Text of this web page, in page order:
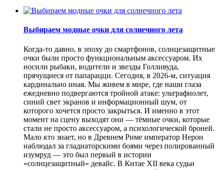
Выбираем модные очки для солнечного лета
Когда-то давно, в эпоху до смартфонов, солнцезащитные
очки были просто функциональным аксессуаром. Их
носили рыбаки, водители и звезды Голливуда,
прячущиеся от папарацци. Сегодня, в 2026-м, ситуация
кардинально иная. Мы живем в мире, где наши глаза
ежедневно подвергаются тройной атаке: ультрафиолет,
синий свет экранов и информационный шум, от
которого хочется просто закрыться. И именно в этот
момент на сцену выходят они — тёмные очки, которые
стали не просто аксессуаром, а психологической броней.
Мало кто знает, но в Древнем Риме император Нерон
наблюдал за гладиаторскими боями через полированный
изумруд — это был первый в истории
«солнцезащитный» девайс. В Китае XII века судьи